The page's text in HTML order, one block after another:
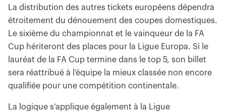
La distribution des autres tickets européens dépendra
étroitement du dénouement des coupes domestiques.
Le sixième du championnat et le vainqueur de la FA
Cup hériteront des places pour la Ligue Europa. Si le
lauréat de la FA Cup termine dans le top 5, son billet
sera réattribué à l’équipe la mieux classée non encore
qualifiée pour une compétition continentale.
La logique s’applique également à la Ligue